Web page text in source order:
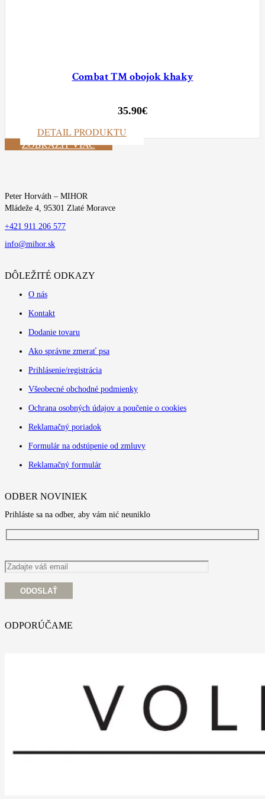
Combat TM obojok khaky
35.90€
DETAIL PRODUKTU
ZOBRAZIŤ VIAC
Peter Horváth – MIHOR
Mládeže 4, 95301 Zlaté Moravce
+421 911 206 577
info@mihor.sk
DÔLEŽITÉ ODKAZY
O nás
Kontakt
Dodanie tovaru
Ako správne zmerať psa
Prihlásenie/registrácia
Všeobecné obchodné podmienky
Ochrana osobných údajov a poučenie o cookies
Reklamačný poriadok
Formulár na odstúpenie od zmluvy
Reklamačný formulár
ODBER NOVINIEK
Prihláste sa na odber, aby vám nić neuniklo
ODPORÚČAME